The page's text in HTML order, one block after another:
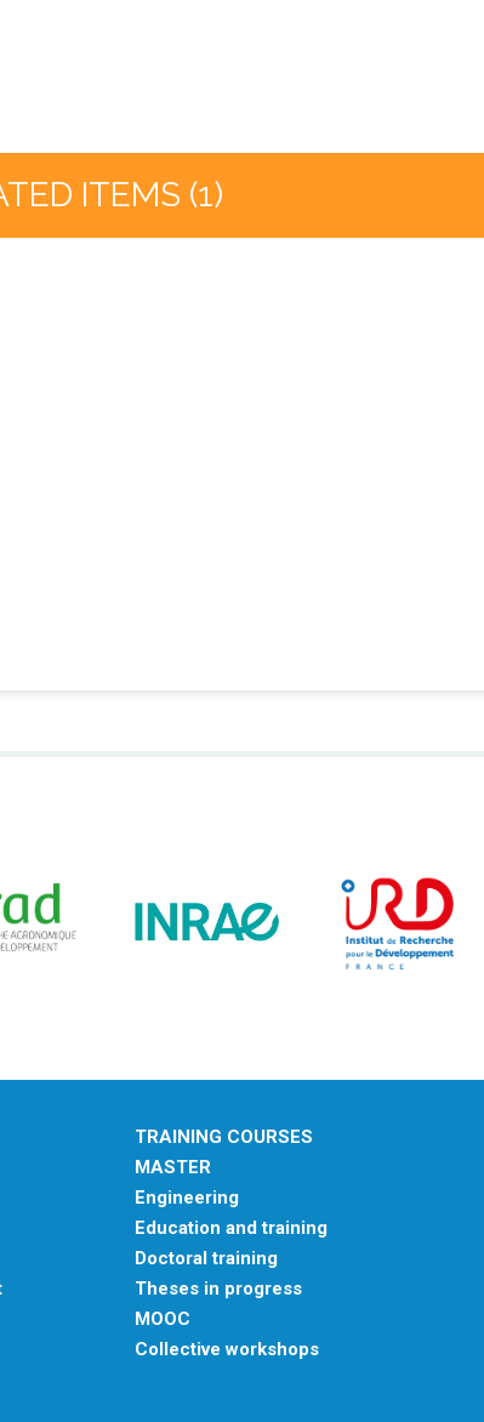
ITEMS (1)
TRAINING COURSES
MASTER
Engineering
Education and training
Doctoral training
Theses in progress
MOOC
Collective workshops